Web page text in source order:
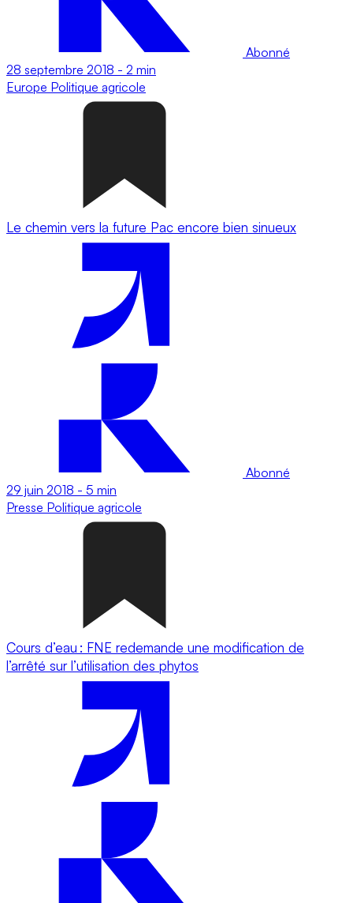
Abonné
28 septembre 2018 - 2 min
Europe Politique agricole
Le chemin vers la future Pac encore bien sinueux
Abonné
29 juin 2018 - 5 min
Presse Politique agricole
Cours d’eau : FNE redemande une modification de
l’arrêté sur l’utilisation des phytos